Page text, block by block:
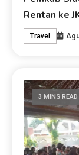
Rentan ke
Travel
3 MINS READ